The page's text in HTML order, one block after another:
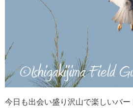
今日も出会い盛り沢山で楽しいバ